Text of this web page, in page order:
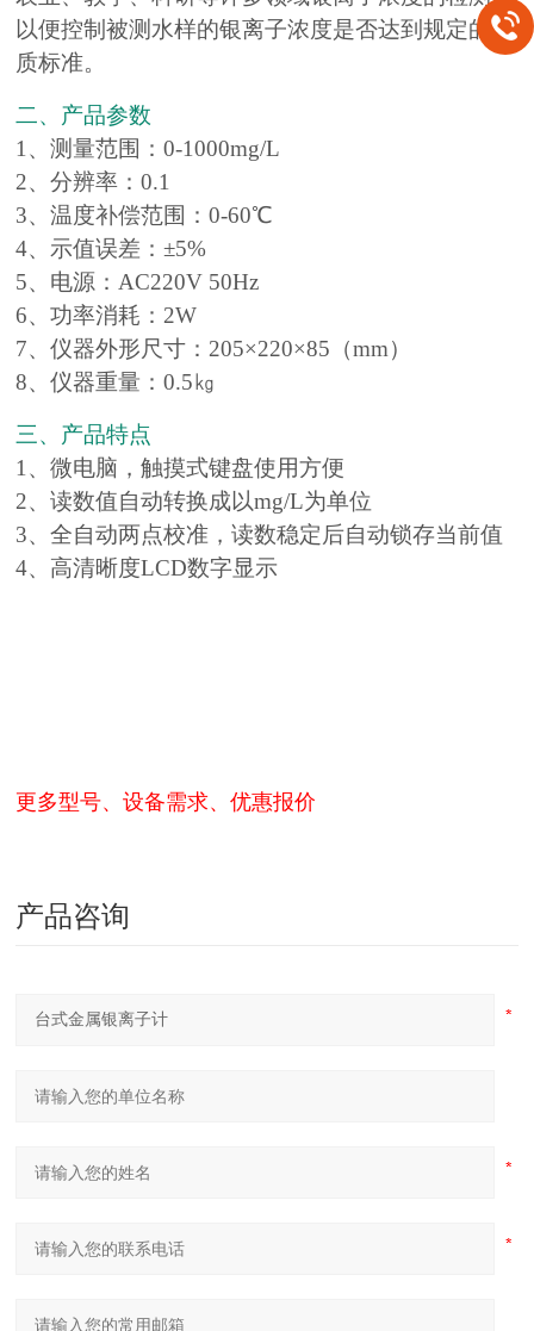
以便控制被测水样的银离子浓度是否达到规定的水
质标准。
二、产品参数
1、测量范围：0-1000mg/L
2、分辨率：0.1
3、温度补偿范围：0-60℃
4、示值误差：±5%
5、电源：AC220V 50Hz
6、功率消耗：2W
7、仪器外形尺寸：205×220×85（mm）
8、仪器重量：0.5㎏
三、产品特点
1、微电脑，触摸式键盘使用方便
2、读数值自动转换成以mg/L为单位
3、全自动两点校准，读数稳定后自动锁存当前值
4、高清晰度LCD数字显示
更多型号、设备需求、优惠报价
产品咨询